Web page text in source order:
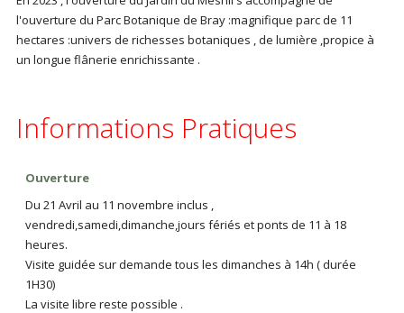
l'ouverture du Parc Botanique de Bray :magnifique parc de 11
hectares :univers de richesses botaniques , de lumière ,propice à
un longue flânerie enrichissante .
Informations Pratiques
Ouverture
Du 21 Avril au 11 novembre inclus ,
vendredi,samedi,dimanche,jours fériés et ponts de 11 à 18
heures.
Visite guidée sur demande tous les dimanches à 14h ( durée
1H30)
La visite libre reste possible .